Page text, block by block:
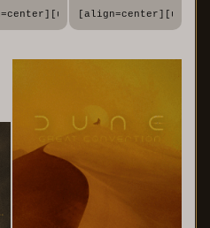
dune.rusff.me/][img]https://